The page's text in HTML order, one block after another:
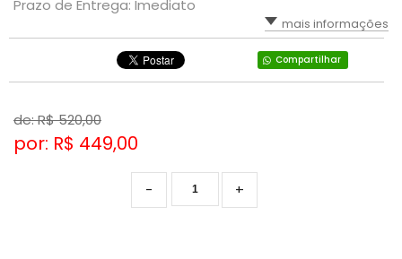
Prazo de Entrega: Imediato
mais informações
Compartilhar
de: R$520,00
por: R$ 449,00
+
-